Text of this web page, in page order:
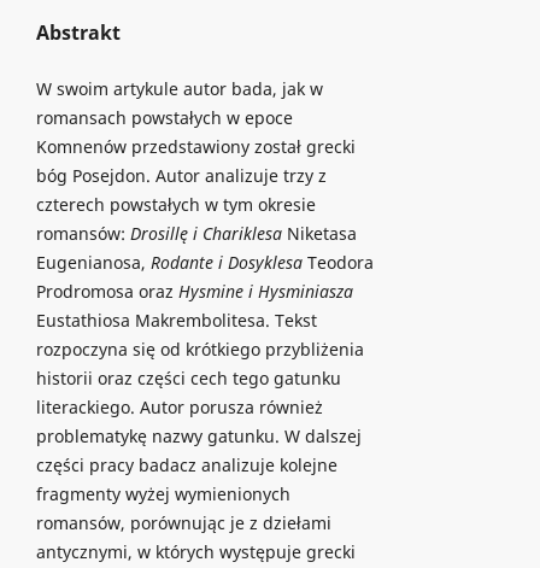
Abstrakt
W swoim artykule autor bada, jak w
romansach powstałych w epoce
Komnenów przedstawiony został grecki
bóg Posejdon. Autor analizuje trzy z
czterech powstałych w tym okresie
romansów: Drosillę i ChariklesaNiketasa
Eugenianosa, Rodante i DosyklesaTeodora
Prodromosa oraz Hysmine i Hysminiasza
Eustathiosa Makrembolitesa. Tekst
rozpoczyna się od krótkiego przybliżenia
historii oraz części cech tego gatunku
literackiego. Autor porusza również
problematykę nazwy gatunku. W dalszej
części pracy badacz analizuje kolejne
fragmenty wyżej wymienionych
romansów, porównując je z dziełami
antycznymi, w których występuje grecki